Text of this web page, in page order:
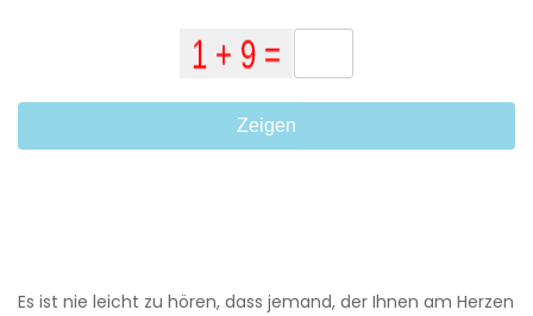
Zeigen
Es ist nie leicht zu hören, dass jemand, der Ihnen am Herzen